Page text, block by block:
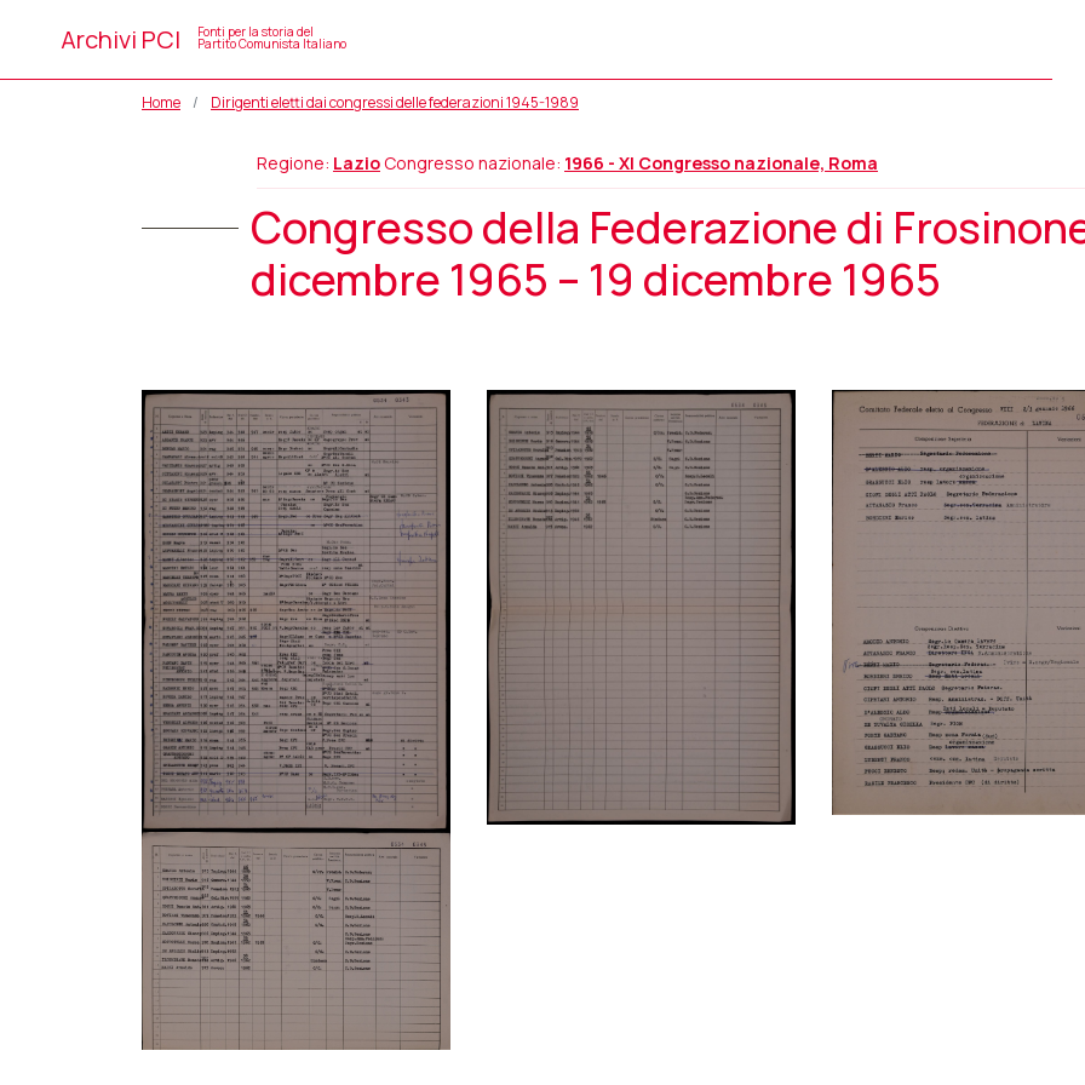
Archivi PCI Fonti per la storia del
Partito Comunista Italiano
Home Dirigenti eletti dai congressi delle federazioni 1945-1989
Regione: LazioCongresso nazionale: 1966 - XI Congresso nazionale, Roma
Congresso della Federazione di
dicembre 1965 – 19 dicembre 1965